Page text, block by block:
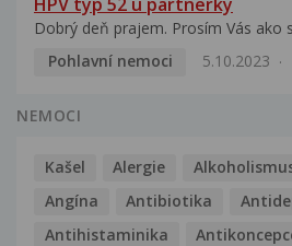
HPV typ 52 u partnerky
Dobrý deň prajem. Prosím Vás ako
Pohlavní nemoci
5.10.2023
NEMOCI
Kašel Alergie
Angína
Antibiotika
Antihistaminika